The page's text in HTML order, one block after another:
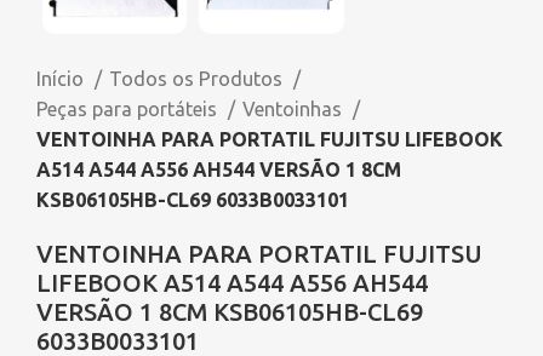
Início
Todos os Produtos
Peças para portáteis
Ventoinhas
VENTOINHA PARA PORTATIL FUJITSU LIFEBOOK
A514 A544 A556 AH544 VERSÃO 1 8CM
KSB06105HB-CL69 6033B0033101
VENTOINHA PARA PORTATIL FUJITSU
LIFEBOOK A514 A544 A556 AH544
VERSÃO 1 8CM KSB06105HB-CL69
6033B0033101